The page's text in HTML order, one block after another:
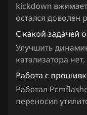
JAC
Jaecoo
Jaguar
Jeep
Jetour
kickdown
остался доволен
С какой задачей
Улучшить
катализатора
Работа с
Работал
переносил